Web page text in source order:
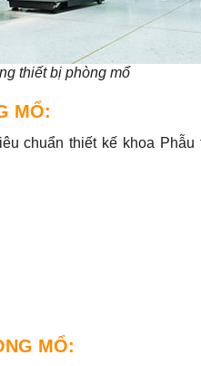
thiết bị phòng mổ
MỔ:
chuẩn thiết kế khoa Phẫu
MỔ: